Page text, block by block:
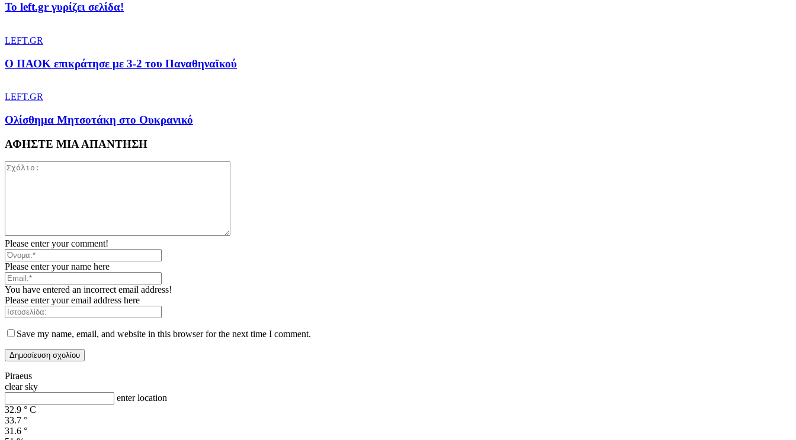
To left.gr γυρίζει σελίδα!
LEFT.GR
Ο ΠΑΟΚ επικράτησε με 3-2 του Παναθηναϊκού
LEFT.GR
Ολίσθημα Μητσοτάκη στο Ουκρανικό
ΑΦΗΣΤΕ ΜΙΑ ΑΠΑΝΤΗΣΗ
Please enter your comment!
Please enter your name here
You have entered an incorrect email address!
Please enter your email address here
Save my name, email, and website in this browser for the next time I comment.
Piraeus
clear sky
enter location
32.9 ° C
33.7 °
31.6 °